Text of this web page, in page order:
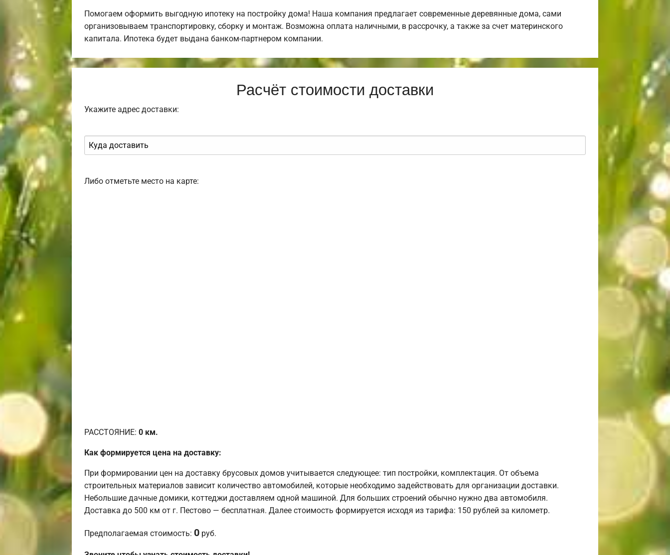
Помогаем оформить выгодную ипотеку на постройку дома! Наша компания предлагает современные деревянные дома, сами
организовываем транспортировку, сборку и монтаж. Возможна оплата наличными, в рассрочку, а также за счет материнского
капитала. Ипотека будет выдана банком-партнером компании.
Расчёт стоимости доставки
Укажите адрес доставки:
Либо отметьте место на карте:
РАССТОЯНИЕ: 0 км.
Как формируется цена на доставку:
При формировании цен на доставку брусовых домов учитывается следующее: тип постройки, комплектация. От объема
строительных материалов зависит количество автомобилей, которые необходимо задействовать для организации доставки.
Небольшие дачные домики, коттеджи доставляем одной машиной. Для больших строений обычно нужно два автомобиля.
Доставка до 500 км от г. Пестово — бесплатная. Далее стоимость формируется исходя из тарифа: 150 рублей за километр.
Предполагаемая стоимость: 0 руб.